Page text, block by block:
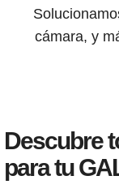
cámara, y
Descubre
para tu